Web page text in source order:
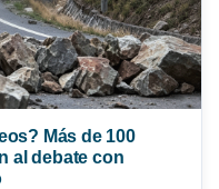
Más de 100
al debate con